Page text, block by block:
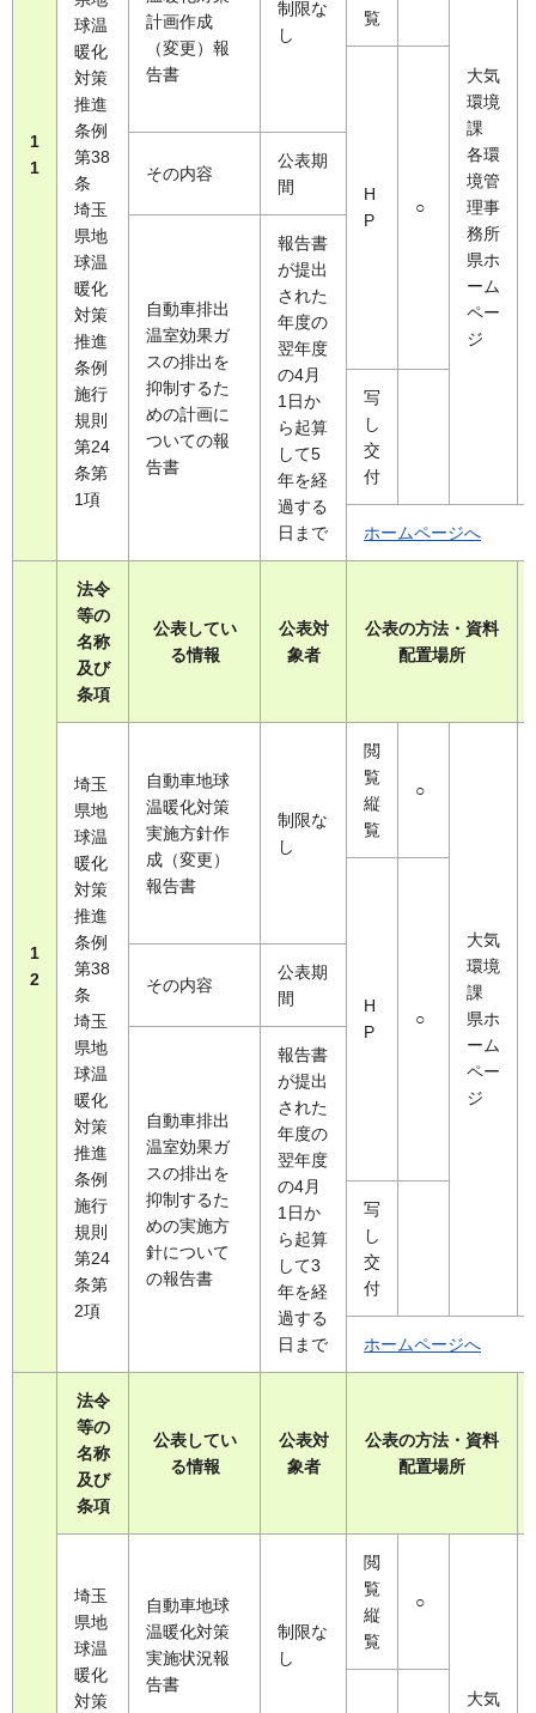
1
1
球温
暖化
対策
推進
条例
第38
条
埼玉
県地
球温
暖化
対策
推進
条例
施行
規則
第24
条第
1項
計画作成
（変更）報
告書
制限な
し
覧
大気
環境
課
各環
境管
理事
務所
県ホ
ーム
ペー
ジ
H
P
○
その内容
公表期
間
自動車排出
温室効果ガ
スの排出を
抑制するた
めの計画に
ついての報
告書
報告書
が提出
された
年度の
翌年度
の4月
1日か
ら起算
して5
年を経
過する
日まで
写
し
交
付
ホームページへ
1
2
法令
等の
名称
及び
条項
公表してい
る情報
公表対
象者
公表の方法・資料
配置場所
埼玉
県地
球温
暖化
対策
推進
条例
第38
条
埼玉
県地
球温
暖化
対策
推進
条例
施行
規則
第24
条第
2項
自動車地球
温暖化対策
実施方針作
成（変更）
報告書
制限な
し
閲
覧
縦
覧
○
大気
環境
課
県ホ
ーム
ペー
ジ
H
P
○
その内容
公表期
間
自動車排出
温室効果ガ
スの排出を
抑制するた
めの実施方
針について
の報告書
報告書
が提出
された
年度の
翌年度
の4月
1日か
ら起算
して3
年を経
過する
日まで
写
し
交
付
ホームページへ
法令
等の
名称
及び
条項
公表してい
る情報
公表対
象者
公表の方法・資料
配置場所
埼玉
県地
球温
暖化
対策
自動車地球
温暖化対策
実施状況報
告書
制限な
し
閲
覧
縦
覧
○
大気